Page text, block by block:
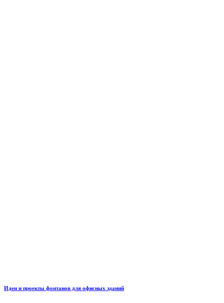
Идеи и проекты фонтанов для офисных зданий